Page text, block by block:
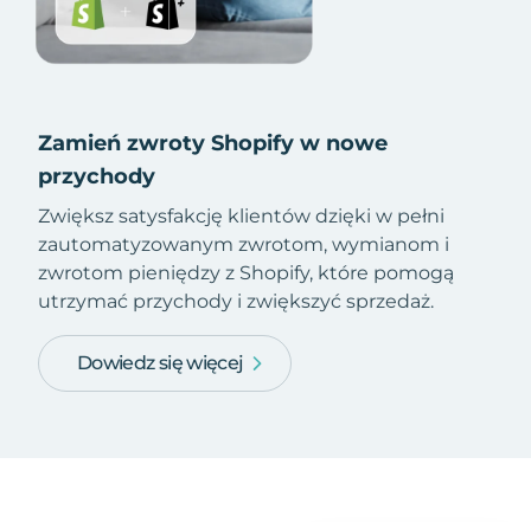
Zamień zwroty Shopify w nowe
przychody
Zwiększ satysfakcję klientów dzięki w pełni
zautomatyzowanym zwrotom, wymianom i
zwrotom pieniędzy z Shopify, które pomogą
utrzymać przychody i zwiększyć sprzedaż.
Dowiedz się więcej